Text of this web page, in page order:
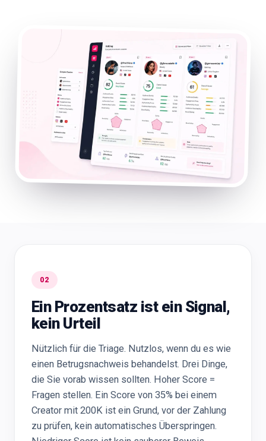
02
Ein Prozentsatz ist ein Signal,
kein Urteil
Nützlich für die Triage. Nutzlos, wenn du es wie
einen Betrugsnachweis behandelst. Drei Dinge,
die Sie vorab wissen sollten. Hoher Score =
Fragen stellen. Ein Score von 35% bei einem
Creator mit 200K ist ein Grund, vor der Zahlung
zu prüfen, kein automatisches Überspringen.